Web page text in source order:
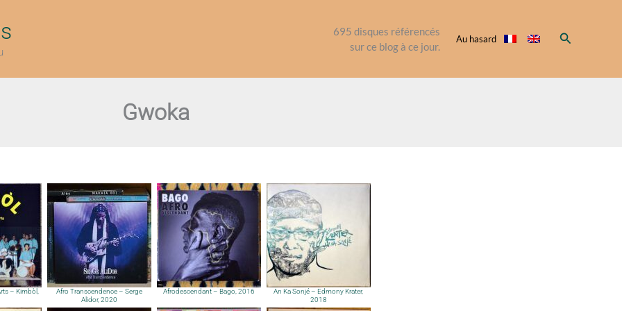
695 disques référencés
sur ce blog à ce jour.
Au hasard Rechercher
Gwoka
– Kimbòl,
Afro Transcendence – Serge
Alidor, 2020
Afrodescendant – Bago, 2016
An Ka Sonjé – Edmony Krater,
2018